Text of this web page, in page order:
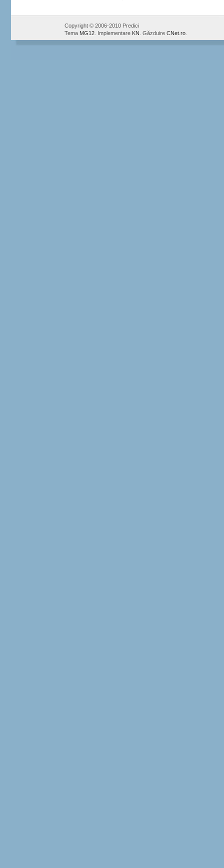
Copyright © 2006-2010 Predici
Tema MG12 . Implementare KN . Găzduire CNet.ro